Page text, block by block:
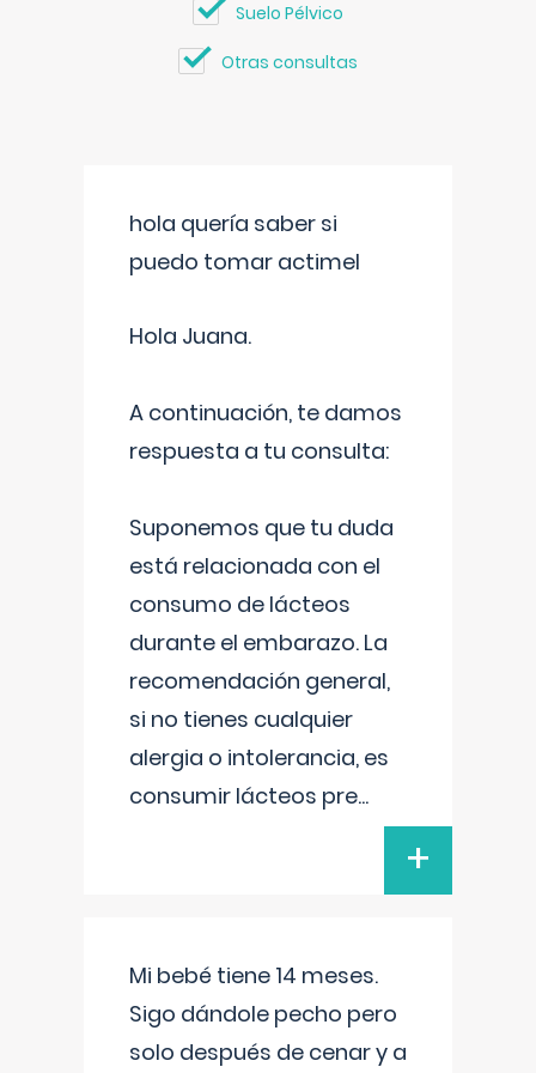
Suelo Pélvico
Otras consultas
hola quería saber si
puedo tomar actimel
Hola Juana.
A continuación, te damos
respuesta a tu consulta:
Suponemos que tu duda
está relacionada con el
consumo de lácteos
durante el embarazo. La
recomendación general,
si no tienes cualquier
alergia o intolerancia, es
consumir lácteos pre...
+
Mi bebé tiene 14 meses.
Sigo dándole pecho pero
solo después de cenar y a